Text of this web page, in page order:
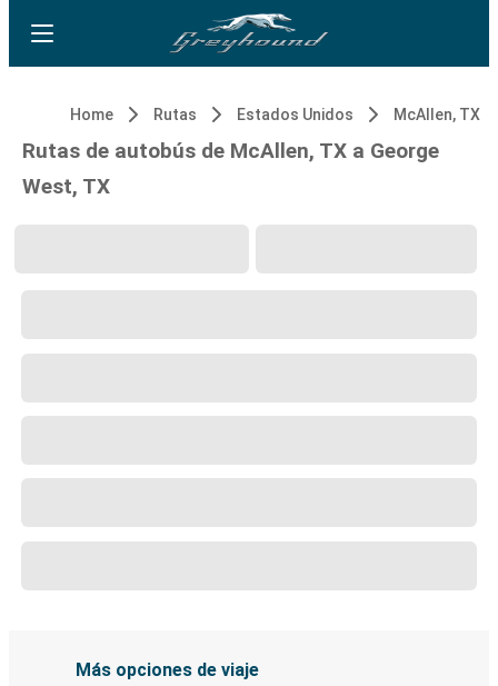
Home Rutas Estados Unidos McAllen, TX
Rutas de autobús de McAllen, TX a George
West, TX
Más opciones de viaje